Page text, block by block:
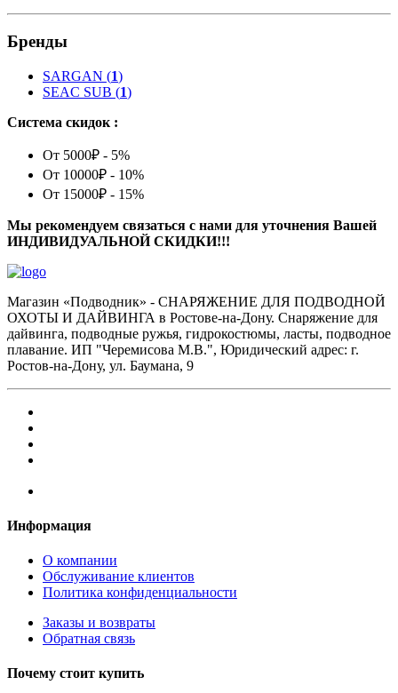
Бренды
SARGAN (1)
SEAC SUB (1)
Система скидок :
От 5000₽ - 5%
От 10000₽ - 10%
От 15000₽ - 15%
Мы рекомендуем связаться с нами для уточнения Вашей
ИНДИВИДУАЛЬНОЙ СКИДКИ!!!
Магазин «Подводник» - СНАРЯЖЕНИЕ ДЛЯ ПОДВОДНОЙ
ОХОТЫ И ДАЙВИНГА в Ростове-на-Дону. Снаряжение для
дайвинга, подводные ружья, гидрокостюмы, ласты, подводное
плавание. ИП "Черемисова М.В.", Юридический адрес: г.
Ростов-на-Дону, ул. Баумана, 9
Информация
О компании
Обслуживание клиентов
Политика конфиденциальности
Заказы и возвраты
Обратная связь
Почему стоит купить